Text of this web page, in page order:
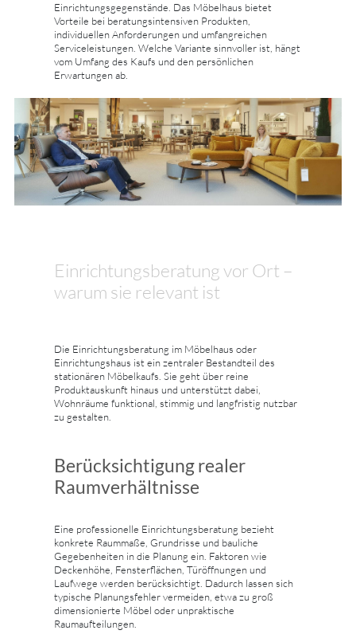
Einrichtungsgegenstände. Das Möbelhaus bietet
Vorteile bei beratungsintensiven Produkten,
individuellen Anforderungen und umfangreichen
Serviceleistungen. Welche Variante sinnvoller ist, hängt
vom Umfang des Kaufs und den persönlichen
Erwartungen ab.
Einrichtungsberatung vor Ort –
warum sie relevant ist
Die Einrichtungsberatung im Möbelhaus oder
Einrichtungshaus ist ein zentraler Bestandteil des
stationären Möbelkaufs. Sie geht über reine
Produktauskunft hinaus und unterstützt dabei,
Wohnräume funktional, stimmig und langfristig nutzbar
zu gestalten.
Berücksichtigung realer
Raumverhältnisse
Eine professionelle Einrichtungsberatung bezieht
konkrete Raummaße, Grundrisse und bauliche
Gegebenheiten in die Planung ein. Faktoren wie
Deckenhöhe, Fensterflächen, Türöffnungen und
Laufwege werden berücksichtigt. Dadurch lassen sich
typische Planungsfehler vermeiden, etwa zu groß
dimensionierte Möbel oder unpraktische
Raumaufteilungen.